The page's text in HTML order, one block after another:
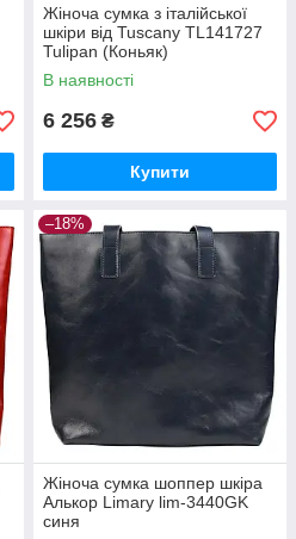
Жіноча сумка з італійської
шкіри від Tuscany TL141727
Tulipan (Коньяк)
В наявності
6 256 ₴
Купити
–18%
Жіноча сумка шоппер шкіра
Алькор Limary lim-3440GK
синя